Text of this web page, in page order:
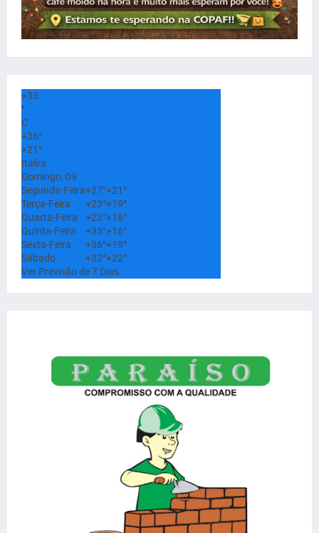
+33
°
C
+36°
+21°
Italva
Domingo, 09
Segunda-Feira+27°+21°
Terça-Feira
+23°+19°
Quarta-Feira
+23°+18°
Quinta-Feira
+33°+16°
Sexta-Feira
+36°+19°
Sábado
+33°+22°
Ver Previsão de 7 Dias